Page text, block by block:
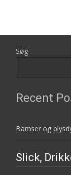
Søg
Recent
Bamser og
Slick,